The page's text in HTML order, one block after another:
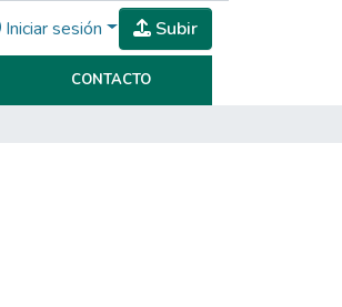
Iniciar sesión Subir
CONTACTO